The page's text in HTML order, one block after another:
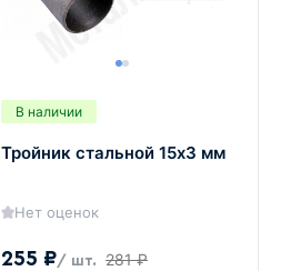
В наличии
Тройник стальной 15х3 мм
Нет оценок
255 ₽/ шт. 281 ₽